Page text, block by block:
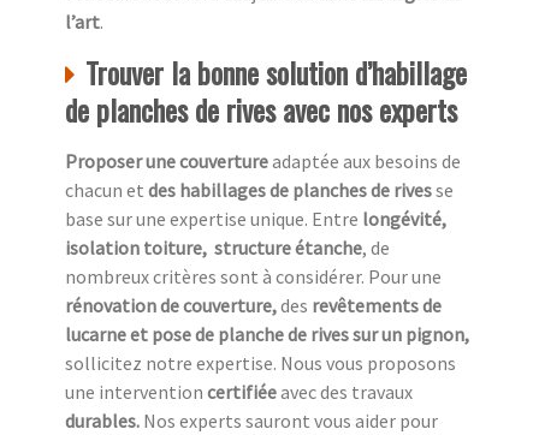
l’art.
Trouver la bonne solution d’habillage
de planches de rives avec nos experts
Proposer une couvertureadaptée aux besoins de
chacun et des habillages de planches de rivesse
base sur une expertise unique. Entre longévité,
isolation toiture, structure étanche, de
nombreux critères sont à considérer. Pour une
rénovation de couverture,des revêtements de
lucarne et pose de planche de rives sur un pignon,
sollicitez notre expertise. Nous vous proposons
une intervention certifiéeavec des travaux
durables. Nos experts sauront vous aider pour